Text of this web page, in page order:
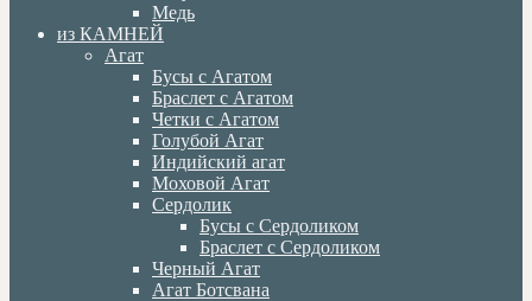
Медь
из КАМНЕЙ
Агат
Бусы с Агатом
Браслет с Агатом
Четки с Агатом
Голубой Агат
Индийский агат
Моховой Агат
Сердолик
Бусы с Сердоликом
Браслет с Сердоликом
Черный Агат
Агат Ботсвана